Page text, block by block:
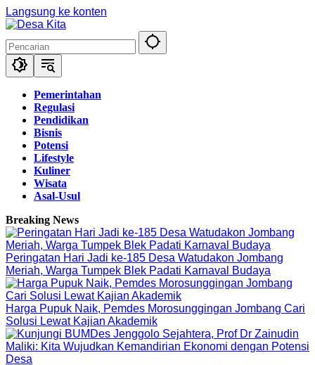
Langsung ke konten
Pemerintahan
Regulasi
Pendidikan
Bisnis
Potensi
Lifestyle
Kuliner
Wisata
Asal-Usul
Breaking News
Peringatan Hari Jadi ke-185 Desa Watudakon Jombang
Meriah, Warga Tumpek Blek Padati Karnaval Budaya
Harga Pupuk Naik, Pemdes Morosunggingan Jombang Cari
Solusi Lewat Kajian Akademik